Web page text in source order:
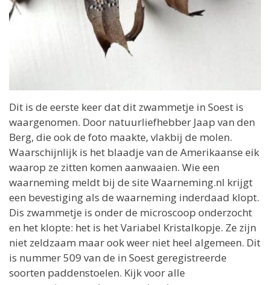
Dit is de eerste keer dat dit zwammetje in Soest is
waargenomen. Door natuurliefhebber Jaap van den
Berg, die ook de foto maakte, vlakbij de molen.
Waarschijnlijk is het blaadje van de Amerikaanse eik
waarop ze zitten komen aanwaaien. Wie een
waarneming meldt bij de site Waarneming.nl krijgt
een bevestiging als de waarneming inderdaad klopt.
Dis zwammetje is onder de microscoop onderzocht
en het klopte: het is het Variabel Kristalkopje. Ze zijn
niet zeldzaam maar ook weer niet heel algemeen. Dit
is nummer 509 van de in Soest geregistreerde
soorten paddenstoelen. Kijk voor alle